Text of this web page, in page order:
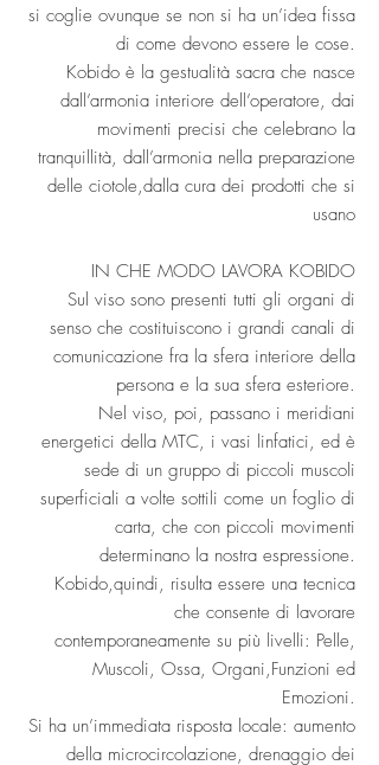
si coglie ovunque se non si ha un’idea fissa
di come devono essere le cose.
Kobido è la gestualità sacra che nasce
dall’armonia interiore dell’operatore, dai
movimenti precisi che celebrano la
tranquillità, dall’armonia nella preparazione
delle ciotole,dalla cura dei prodotti che si
usano
IN CHE MODO LAVORA KOBIDO
Sul viso sono presenti tutti gli organi di
senso che costituiscono i grandi canali di
comunicazione fra la sfera interiore della
persona e la sua sfera esteriore.
Nel viso, poi, passano i meridiani
energetici della MTC, i vasi linfatici, ed è
sede di un gruppo di piccoli muscoli
superficiali a volte sottili come un foglio di
carta, che con piccoli movimenti
determinano la nostra espressione.
Kobido,quindi, risulta essere una tecnica
che consente di lavorare
contemporaneamente su più livelli: Pelle,
Muscoli, Ossa, Organi,Funzioni ed
Emozioni.
Si ha un’immediata risposta locale: aumento
della microcircolazione, drenaggio dei